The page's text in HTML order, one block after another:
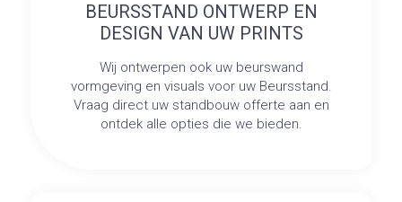
BEURSSTAND ONTWERP EN
DESIGN VAN UW PRINTS
Wij ontwerpen ook uw beurswand
vormgeving en visuals voor uw Beursstand.
Vraag direct uw standbouw offerte aan en
ontdek alle opties die we bieden.